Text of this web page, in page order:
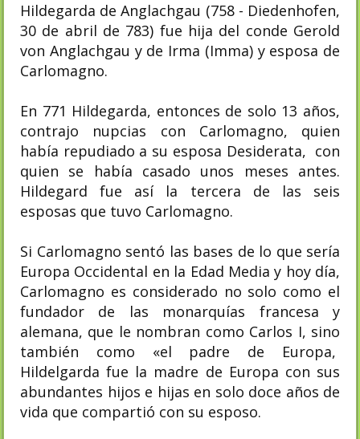
Hildegarda de Anglachgau (758 - Diedenhofen,
30 de abril de 783) fue hija del conde Gerold
von Anglachgau y de Irma (Imma) y esposa de
Carlomagno.
En 771 Hildegarda, entonces de solo 13 años,​
contrajo nupcias con Carlomagno, quien
había repudiado a su esposa Desiderata, con
quien se había casado unos meses antes.
Hildegard fue así la tercera de las seis
esposas que tuvo Carlomagno.
Si Carlomagno sentó las bases de lo que sería
Europa Occidental en la Edad Media y hoy día,
Carlomagno es considerado no solo como el
fundador de las monarquías francesa y
alemana, que le nombran como Carlos I, sino
también como «el padre de Europa,
Hildelgarda fue la madre de Europa con sus
abundantes hijos e hijas en solo doce años de
vida que compartió con su esposo.